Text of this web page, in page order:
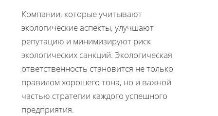
Компании, которые учитывают
экологические аспекты, улучшают
репутацию и минимизируют риск
экологических санкций. Экологическая
ответственность становится не только
правилом хорошего тона, но и важной
частью стратегии каждого успешного
предприятия.